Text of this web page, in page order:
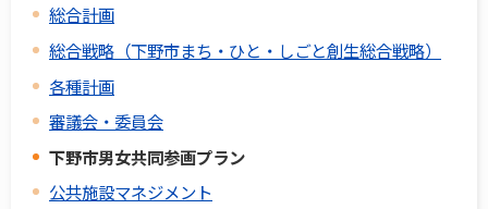
総合計画
総合戦略（下野市まち・ひと・しごと創生総合戦略）
各種計画
審議会・委員会
下野市男女共同参画プラン
公共施設マネジメント